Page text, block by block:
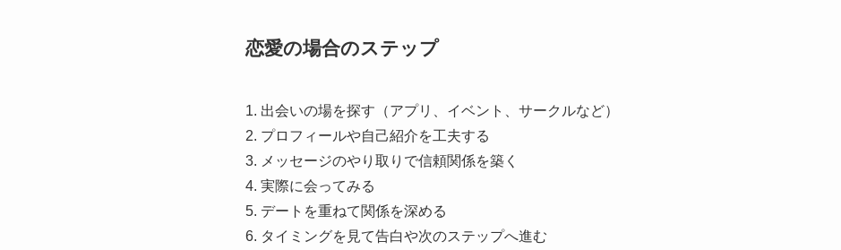
恋愛の場合のステップ
1. 出会いの場を探す（アプリ、イベント、サークルなど）
2. プロフィールや自己紹介を工夫する
3. メッセージのやり取りで信頼関係を築く
4. 実際に会ってみる
5. デートを重ねて関係を深める
6. タイミングを見て告白や次のステップへ進む